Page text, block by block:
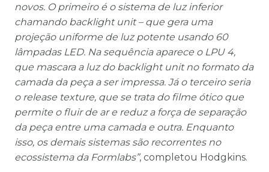
novos. O primeiro é o sistema de luz inferior
chamando backlight unit – que gera uma
projeção uniforme de luz potente usando 60
lâmpadas LED. Na sequência aparece o LPU 4,
que mascara a luz do backlight unit no formato da
camada da peça a ser impressa. Já o terceiro seria
o release texture, que se trata do filme ótico que
permite o fluir de ar e reduz a força de separação
da peça entre uma camada e outra. Enquanto
isso, os demais sistemas são recorrentes no
ecossistema da Formlabs”, completou Hodgkins.